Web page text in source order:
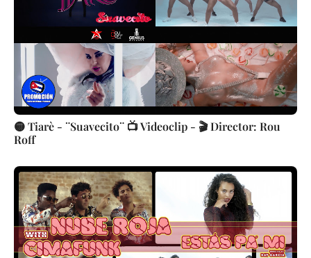
🟡 Tiarè - ¨Suavecito¨ 📺 Videoclip - 🎬 Director: Rou
Roff